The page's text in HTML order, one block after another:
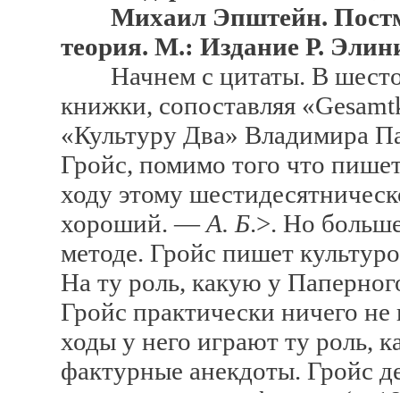
Михаил Эпштейн.
теория. М.: Издание Р.
Начнем с цитаты. В шестой
книжки, сопоставляя
«Культуру Два» Владимира
Гройс, помимо того что
ходу этому
хороший. —А. Б.>. Но
методе. Гройс пишет
На ту роль, какую у
Гройс практически ничего
ходы у него играют ту роль,
фактурные анекдоты. Гройс